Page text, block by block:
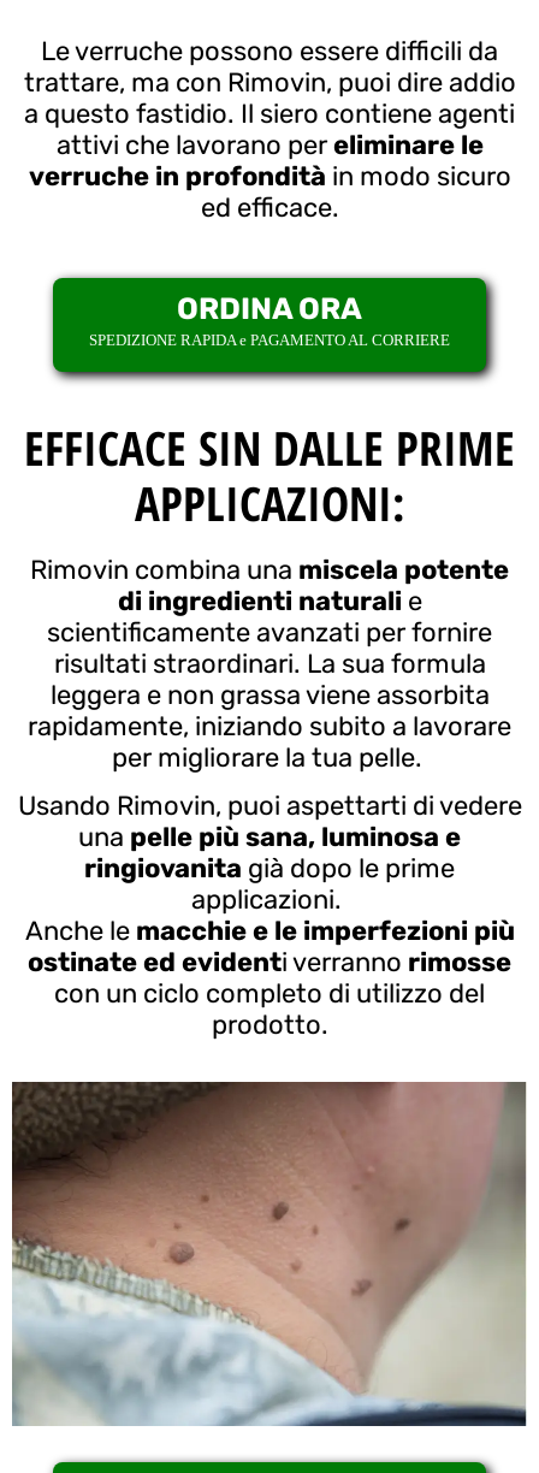
Le verruche possono essere difficili da
trattare, ma con Rimovin, puoi dire addio
a questo fastidio. Il siero contiene agenti
attivi che lavorano pereliminare le
verruche in profondità in modo sicuro
ed efficace.
ORDINA ORA
SPEDIZIONE RAPIDA e PAGAMENTO AL CORRIERE
EFFICACE SIN DALLE PRIME
APPLICAZIONI:
Rimovin combina una miscela potente
di ingredienti naturali e
scientificamente avanzati per fornire
risultati straordinari. La sua formula
leggera e non grassa viene assorbita
rapidamente, iniziando subito a lavorare
per migliorare la tua pelle.
Usando Rimovin, puoi aspettarti di vedere
una pelle più sana, luminosa e
ringiovanita già dopo le prime
applicazioni.
Anche le macchie e le imperfezioni più
ostinate ed evidenti verranno rimosse
con un ciclo completo di utilizzo del
prodotto.